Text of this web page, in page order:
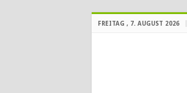
FREITAG , 7. AUGUST 2026